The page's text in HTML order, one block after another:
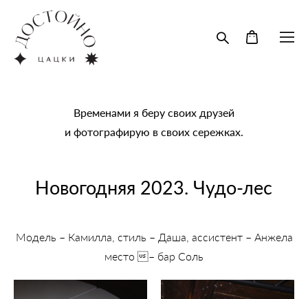
Временами я беру своих друзей
и фотографирую в своих сережках.
Новогодняя 2023. Чудо-лес
Модель – Камилла , стиль – Даша , ассистент – Анжела
место – бар Соль